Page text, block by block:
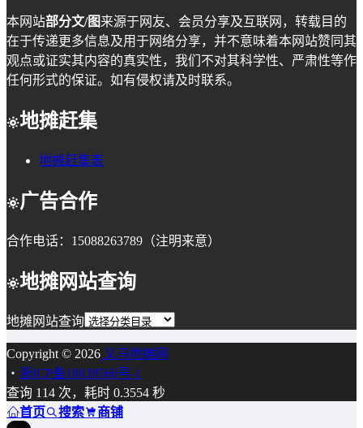
本网站部分文/图来源于网友、会员分享及互联网，转载目的
在于传递更多信息及用于网络分享，并不意味着本网站赞同其
观点或证实其内容的真实性，我们不对其科学性、严肃性等作
任何形式的保证。如有侵权请及时联系。
地摊赶集
地摊赶集表
广告合作
合作电话：15088263789（注明来意）
地摊网站查询
地摊网站查询
Copyright © 2026 义乌地摊网
・ 浙ICP备18039566号-1
查询 114 次，耗时 0.3554 秒
首页
搜索 商铺